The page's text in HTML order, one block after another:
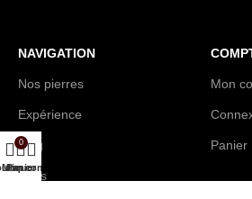
NAVIGATION
Nos pierres
Expérience
Blog
Faqs
Mon
Panier
0
Panier
Mon compte